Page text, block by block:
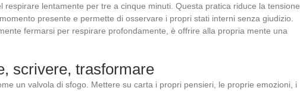
respirare lentamente per tre a cinque minuti. Questa pratica riduce la tensione,
presente e permette di osservare i propri stati interni senza giudizio.
fermarsi per respirare profondamente, è offrire alla propria mente una
scrivere, trasformare
un valvola di sfogo. Mettere su carta i propri pensieri, le proprie emozioni, i